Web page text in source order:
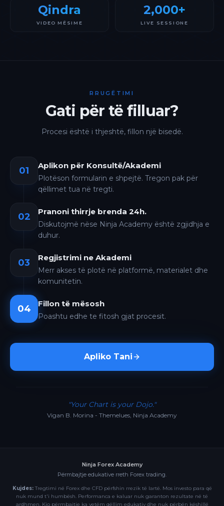
Qindra
VIDEO MËSIME
2,000+
LIVE SESSIONE
RRUGËTIMI
Gati për të filluar?
Procesi është i thjeshtë, fillon një bisedë.
01 Aplikon për Konsultë/Akademi
Plotëson formularin e shpejtë. Tregon pak për
qëllimet tua në tregti.
02 Pranoni thirrje brenda 24h.
Diskutojmë nëse Ninja Academy është zgjidhja e
duhur.
03 Regjistrimi ne Akademi
Merr akses të plotë në platformë, materialet dhe
komunitetin.
04 Fillon të mësosh
Poashtu edhe te fitosh gjat procesit.
Apliko Tani
"Your Chart is your Dojo."
Vigan B. Morina - Themelues, Ninja Academy
Ninja Forex Academy
Përmbajtje edukative rreth Forex trading.
Kujdes:Tregtimi në Forex dhe CFD përfshin rrezik të lartë. Mos investo para që
nuk mund t'i humbësh. Performanca e kaluar nuk garanton rezultate në të
ardhmen. Kjo përmbajtje ka vetëm qëllim edukativ dhe nuk përbën këshillë